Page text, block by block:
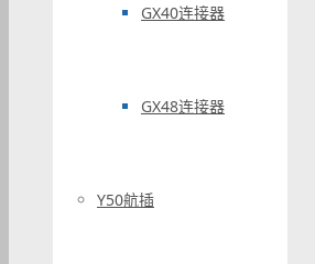
GX40连接器
GX48连接器
Y50航插